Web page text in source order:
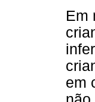
Em
em